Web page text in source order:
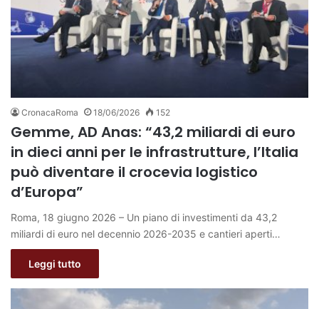
CronacaRoma 18/06/2026 152
Gemme, AD Anas: “43,2 miliardi di euro
in dieci anni per le infrastrutture, l’Italia
può diventare il crocevia logistico
d’Europa”
Roma, 18 giugno 2026 – Un piano di investimenti da 43,2
miliardi di euro nel decennio 2026-2035 e cantieri aperti…
Leggi tutto